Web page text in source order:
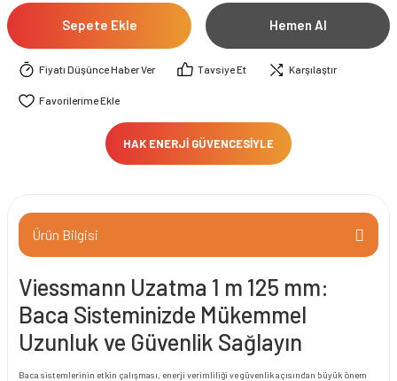
Sepete Ekle Hemen Al
Fiyatı Düşünce Haber Ver Tavsiye Et Karşılaştır
HAK ENERJİ GÜVENCESİYLE
Ürün Bilgisi
Viessmann Uzatma 1 m 125 mm:
Baca Sisteminizde Mükemmel
Uzunluk ve Güvenlik Sağlayın
Baca sistemlerinin etkin çalışması, enerji verimliliği ve güvenlik açısından büyük önem